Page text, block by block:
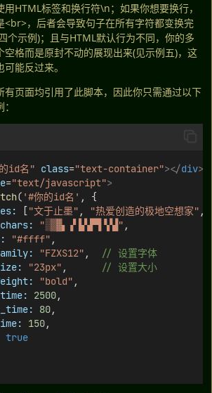
HTML标签和换行符\n；如果你想要换行，
，后者会导致句子在所有字符都变换完
个示例)；且与HTML默认行为不同，你的多
空格而是原封不动的展现出来(见示例五)，这
能反过来。
有页面均引用了此脚本，因此你只需通过以下
id名" class="text-container"></div>
="text/javascript">
( '#你的id名' , {
["文于止墨" , "热爱创造的极地空想家" ,
"░▒▓▖▗▘▙▚▛▜▝▞▟" ,
"#ffff" ,
"FZXS12" ,
// 设置字体
"23px" ,
// 设置大小
"bold" ,
2500,
80,
150,
true